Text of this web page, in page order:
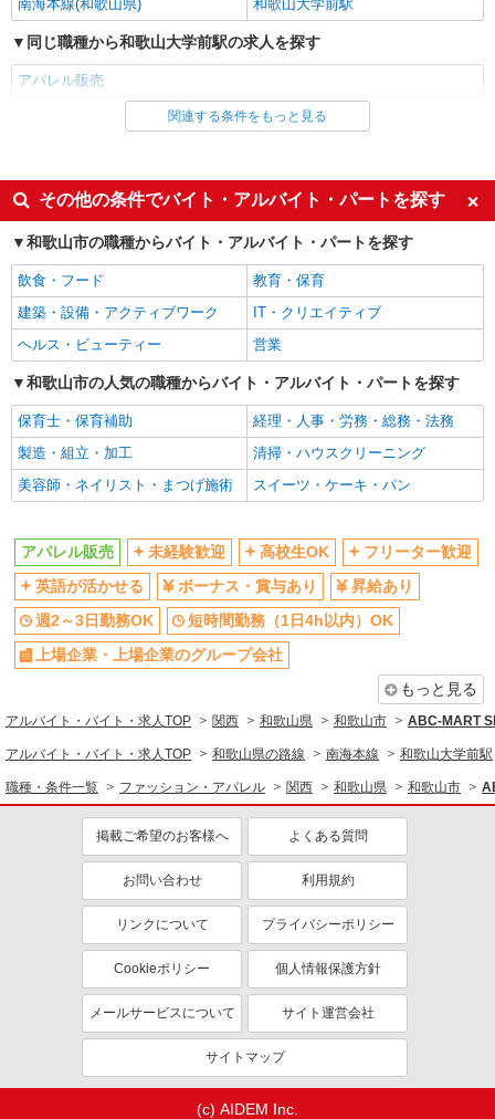
南海本線(和歌山県) 和歌山大学前駅
同じ職種から和歌山大学前駅の求人を探す
アパレル販売
同じ雇用形態から和歌山大学前駅の求人を探す
同じ特徴から和歌山大学前駅の求人を探す
未経験歓迎
高校生OK
フリーター歓迎
英語が活かせる
ボーナス・賞与あり
昇給あり
週2～3日勤務OK
短時間勤務（1日4h以内）OK
上場企業・上場企業のグループ会
社
車通勤OK
バイク通勤OK
扶養内勤務OK
交通費支給
社会保険あり
社員登用あり
ファッション・アパレル
アパレル販売
同じ特徴から求人を探す
未経験歓迎
高校生OK
週2～3日勤務OK
短時間勤務（1日4h以内）OK
上場企業・上場企業のグループ会
社
車通勤OK
社会保険あり
社員登用あり
関連する条件をもっと見る
その他の条件でバイト・アルバイト・パートを探す
和歌山市の職種からバイト・アルバイト・パートを探す
飲食・フード
教育・保育
建築・設備・アクティブワーク
IT・クリエイティブ
ヘルス・ビューティー
営業
和歌山市の人気の職種からバイト・アルバイト・パートを探す
保育士・保育補助
経理・人事・労務・総務・法務
製造・組立・加工
清掃・ハウスクリーニング
美容師・ネイリスト・まつげ施術
スイーツ・ケーキ・パン
アパレル販売 未経験歓迎 高校生OK
フリーター歓迎
英語が活かせる
ボーナス・賞与あり
昇給あり
週2～3日勤務OK
短時間勤務（1日4h以内）OK
上場企業・上場企業のグループ会社
もっと見る
アルバイト・バイト・求人TOP 関西 和歌山県 和歌山市 ABC-MART
アルバイト・バイト・求人TOP 和歌山県の路線 南海本線 和歌山大学前駅
職種・条件一覧 ファッション・アパレル 関西 和歌山県 和歌山市
掲載ご希望のお客様へ よくある質問
お問い合わせ 利用規約
リンクについて プライバシーポリシー
Cookieポリシー 個人情報保護方針
メールサービスについて サイト運営会社
サイトマップ
(c) AIDEM Inc.